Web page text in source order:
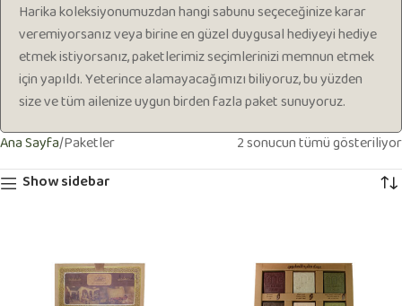
Harika koleksiyonumuzdan hangi sabunu seçeceğinize karar
veremiyorsanız veya birine en güzel duygusal hediyeyi hediye
etmek istiyorsanız, paketlerimiz seçimlerinizi memnun etmek
için yapıldı. Yeterince alamayacağımızı biliyoruz, bu yüzden
size ve tüm ailenize uygun birden fazla paket sunuyoruz.
Ana Sayfa Paketler
2 sonucun tümü gösteriliyor
Show sidebar